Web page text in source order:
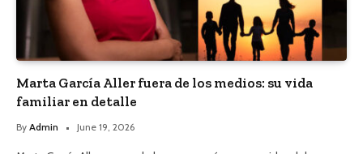
Marta García Aller fuera de los medios: su vida
familiar en detalle
By Admin June 19, 2026